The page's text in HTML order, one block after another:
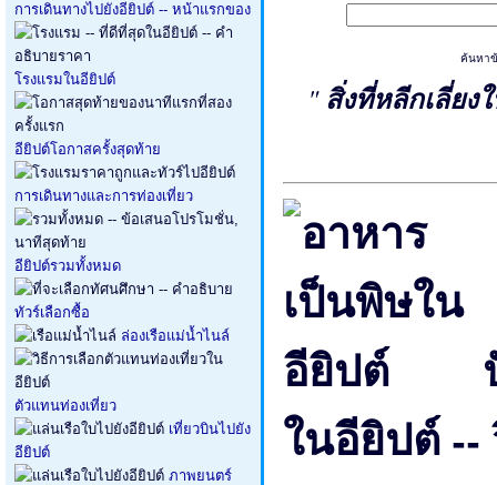
การเดินทางไปยังอียิปต์ -- หน้าแรกของ
โรงแรมในอียิปต์
อียิปต์โอกาสครั้งสุดท้าย
การเดินทางและการท่องเที่ยว
อียิปต์รวมทั้งหมด
ทัวร์เลือกซื้อ
ล่องเรือแม่น้ำไนล์
ตัวแทนท่องเที่ยว
เที่ยวบินไปยัง
อียิปต์
ภาพยนตร์
ค้นหาข้
" สิ่งที่หลีกเลี่ย
ในอียิปต์ --